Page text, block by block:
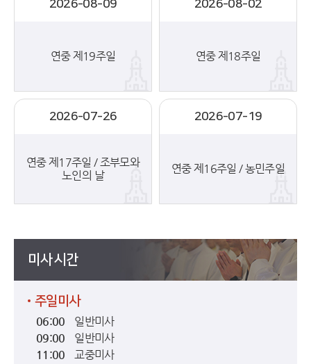
2026-08-09
연중 제19주일
2026-08-02
연중 제18주일
2026-07-26
연중 제17주일 / 조부모와
노인의 날
2026-07-19
연중 제16주일 / 농민주일
미사시간
주일미사
06:00
일반미사
09:00
일반미사
11:00
교중미사